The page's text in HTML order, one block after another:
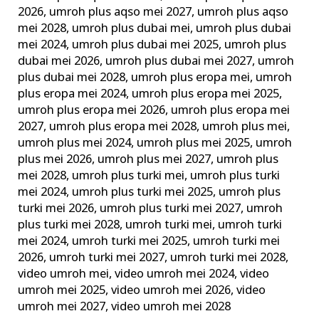
2026, umroh plus aqso mei 2027, umroh plus aqso
mei 2028, umroh plus dubai mei, umroh plus dubai
mei 2024, umroh plus dubai mei 2025, umroh plus
dubai mei 2026, umroh plus dubai mei 2027, umroh
plus dubai mei 2028, umroh plus eropa mei, umroh
plus eropa mei 2024, umroh plus eropa mei 2025,
umroh plus eropa mei 2026, umroh plus eropa mei
2027, umroh plus eropa mei 2028, umroh plus mei,
umroh plus mei 2024, umroh plus mei 2025, umroh
plus mei 2026, umroh plus mei 2027, umroh plus
mei 2028, umroh plus turki mei, umroh plus turki
mei 2024, umroh plus turki mei 2025, umroh plus
turki mei 2026, umroh plus turki mei 2027, umroh
plus turki mei 2028, umroh turki mei, umroh turki
mei 2024, umroh turki mei 2025, umroh turki mei
2026, umroh turki mei 2027, umroh turki mei 2028,
video umroh mei,video umroh mei 2024,video
umroh mei 2025,video umroh mei 2026,video
umroh mei 2027,video umroh mei 2028